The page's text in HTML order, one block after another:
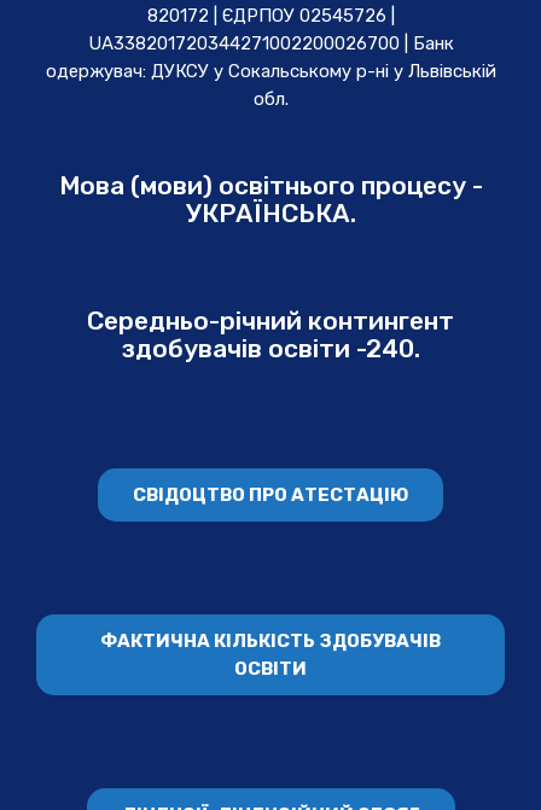
820172 | ЄДРПОУ 02545726 |
UA338201720344271002200026700 | Банк
одержувач: ДУКСУ у Cокальському р-ні у Львівській
обл.
Мова (мови) освітнього процесу -
УКРАЇНСЬКА.
Середньо-річний контингент
здобувачів освіти -240.
СВІДОЦТВО ПРО АТЕСТАЦІЮ
ФАКТИЧНА КІЛЬКІСТЬ ЗДОБУВАЧІВ
ОСВІТИ